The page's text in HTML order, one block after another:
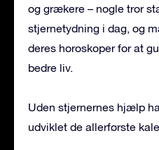
og grækere – nogle tror
stjernetydning i dag, og
deres horoskoper for at
bedre liv.
Uden stjernernes hjælp
udviklet de allerførste